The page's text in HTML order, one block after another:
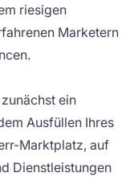
riesigen
Marketern
ein
Ausfüllen Ihres
Marktplatz, auf
Dienstleistungen